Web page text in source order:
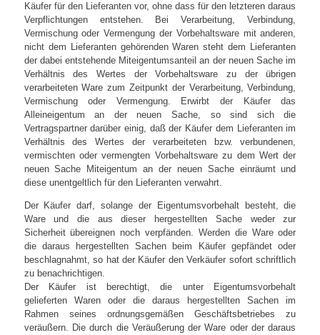
Käufer für den Lieferanten vor, ohne dass für den letzteren daraus
Verpflichtungen entstehen. Bei Verarbeitung, Verbindung,
Vermischung oder Vermengung der Vorbehaltsware mit anderen,
nicht dem Lieferanten gehörenden Waren steht dem Lieferanten
der dabei entstehende Miteigentumsanteil an der neuen Sache im
Verhältnis des Wertes der Vorbehaltsware zu der übrigen
verarbeiteten Ware zum Zeitpunkt der Verarbeitung, Verbindung,
Vermischung oder Vermengung. Erwirbt der Käufer das
Alleineigentum an der neuen Sache, so sind sich die
Vertragspartner darüber einig, daß der Käufer dem Lieferanten im
Verhältnis des Wertes der verarbeiteten bzw. verbundenen,
vermischten oder vermengten Vorbehaltsware zu dem Wert der
neuen Sache Miteigentum an der neuen Sache einräumt und
diese unentgeltlich für den Lieferanten verwahrt.
Der Käufer darf, solange der Eigentumsvorbehalt besteht, die
Ware und die aus dieser hergestellten Sache weder zur
Sicherheit übereignen noch verpfänden. Werden die Ware oder
die daraus hergestellten Sachen beim Käufer gepfändet oder
beschlagnahmt, so hat der Käufer den Verkäufer sofort schriftlich
zu benachrichtigen.
Der Käufer ist berechtigt, die unter Eigentumsvorbehalt
gelieferten Waren oder die daraus hergestellten Sachen im
Rahmen seines ordnungsgemäßen Geschäftsbetriebes zu
veräußern. Die durch die Veräußerung der Ware oder der daraus